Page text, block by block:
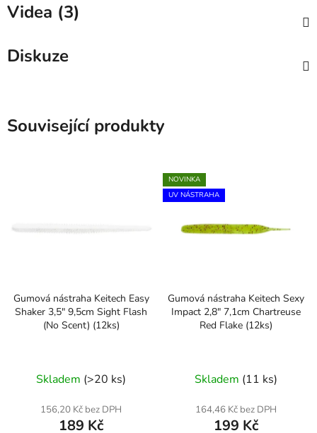
Videa (3)
Diskuze
Související produkty
Gumová nástraha Keitech Easy
Shaker 3,5" 9,5cm Sight Flash
(No Scent) (12ks)
Skladem (>20 ks)
156,20 Kč bez DPH
189 Kč
NOVINKA
UV NÁSTRAHA
Gumová nástraha Keitech Sexy
Impact 2,8" 7,1cm Chartreuse
Red Flake (12ks)
Skladem (11 ks)
164,46 Kč bez DPH
199 Kč